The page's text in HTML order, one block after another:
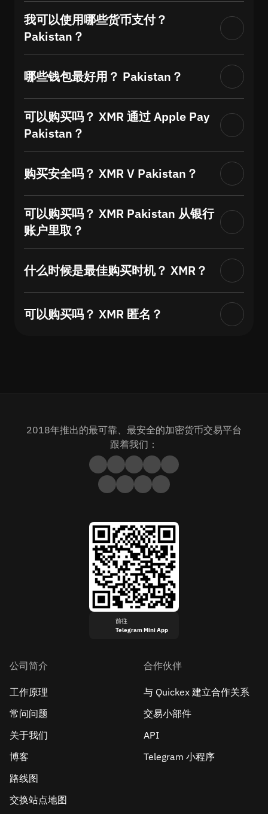
我可以使用哪些货币支付？
Pakistan？
哪些钱包最好用？ Pakistan？
可以购买吗？ XMR 通过 Apple Pay
Pakistan？
购买安全吗？ XMR V Pakistan？
可以购买吗？ XMR Pakistan 从银行
账户里取？
什么时候是最佳购买时机？ XMR？
可以购买吗？ XMR 匿名？
2018年推出的最可靠、最安全的加密货币交易平台
跟着我们：
前往
Telegram Mini App
公司简介
工作原理
常问问题
关于我们
博客
路线图
交换站点地图
合作伙伴
与 Quickex 建立合作关系
交易小部件
API
Telegram 小程序